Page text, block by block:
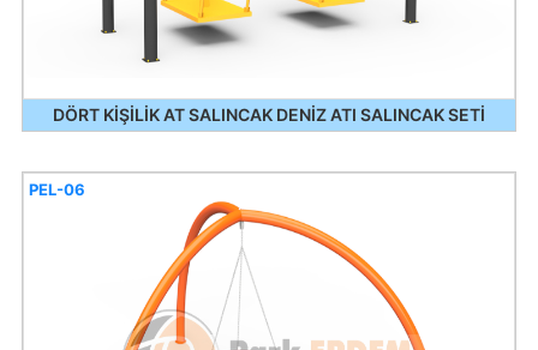
DÖRT KİŞİLİK AT SALINCAK DENİZ ATI SALINCAK SETİ
PEL-06